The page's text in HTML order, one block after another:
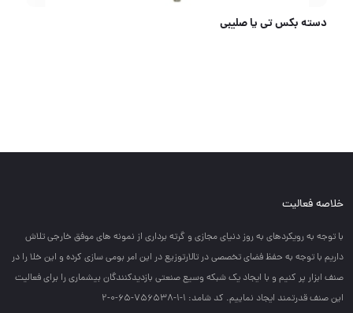
دسته بکس تی یا صلیبی
خلاصه فعالیت
با توجه به رويكردهاي به روز دنياي مجازي و گرته برداري از نمونه هاي موفق خارجي تلاش
داريم با توجه به حفظ فضاي تخصصي در تالارتوزيع در اين امر بومي سازي كرده و اين خلا را در
صنف ابزار پر كنيم و با ايجاد يك شبكه وسيع صنعتي بازديدكنندگان بيشماري را براي فعاليت
اين صنف قدرتمند ايجاد نماييم. کد شامد: 1-1-756538-65-0-2